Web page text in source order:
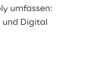
umfassen:
Digital